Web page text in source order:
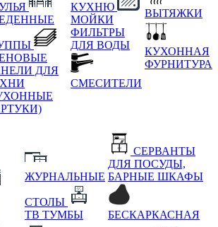
ДЛЯ
КУХНЮ
МОЙКИ
ФИЛЬТРЫ
ДЛЯ ВОДЫ
СМЕСИТЕЛИ
ВЫТЯЖКИ
КУХОННАЯ
ФУРНИТУРА
ЖУРНАЛЬНЫЕ
СТОЛЫ
ТВ ТУМБЫ
СЕРВАНТЫ
ДЛЯ ПОСУДЫ,
БАРНЫЕ ШКАФЫ
БЕСКАРКАСНАЯ